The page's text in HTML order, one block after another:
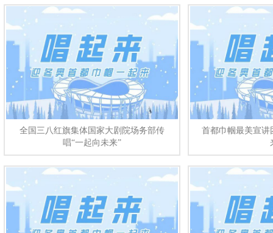
全国三八红旗集体国家大剧院场务部传
唱“一起向未来”
首都巾帼最美宣讲